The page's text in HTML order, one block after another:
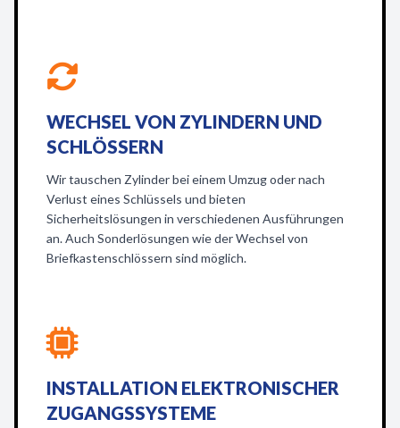
WECHSEL VON ZYLINDERN UND
SCHLÖSSERN
Wir tauschen Zylinder bei einem Umzug oder nach
Verlust eines Schlüssels und bieten
Sicherheitslösungen in verschiedenen Ausführungen
an. Auch Sonderlösungen wie der Wechsel von
Briefkastenschlössern sind möglich.
INSTALLATION ELEKTRONISCHER
ZUGANGSSYSTEME